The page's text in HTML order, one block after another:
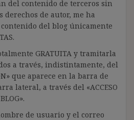
del contenido de terceros sin
de autor, me ha
del blog únicamente
GRATUITA y tramitarla
a través, indistintamente, del
que aparece en la barra de
lateral, a través del «ACCESO
de usuario y el correo